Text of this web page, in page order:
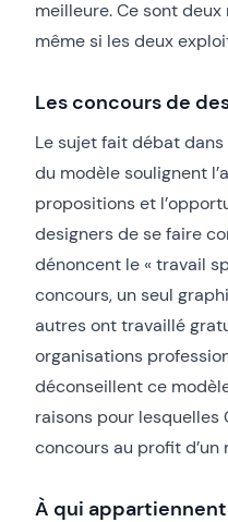
meilleure. Ce sont
même si les deux
Les concours de
Le sujet fait débat
du modèle soulignent
propositions et
designers de se faire
dénoncent le « travail
concours, un seul
autres ont travaillé
organisations
déconseillent ce
raisons pour lesquelles
concours au profit d’un
À qui